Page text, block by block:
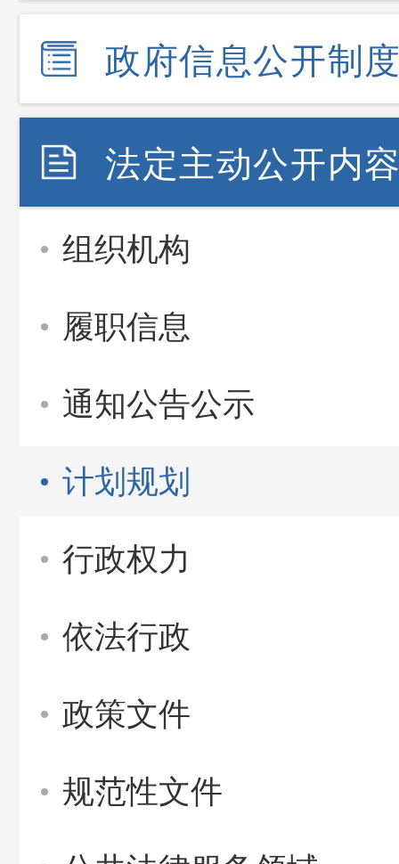
政府信息公开制
法定主动公开内
组织机构
履职信息
通知公告公示
计划规划
行政权力
依法行政
政策文件
规范性文件